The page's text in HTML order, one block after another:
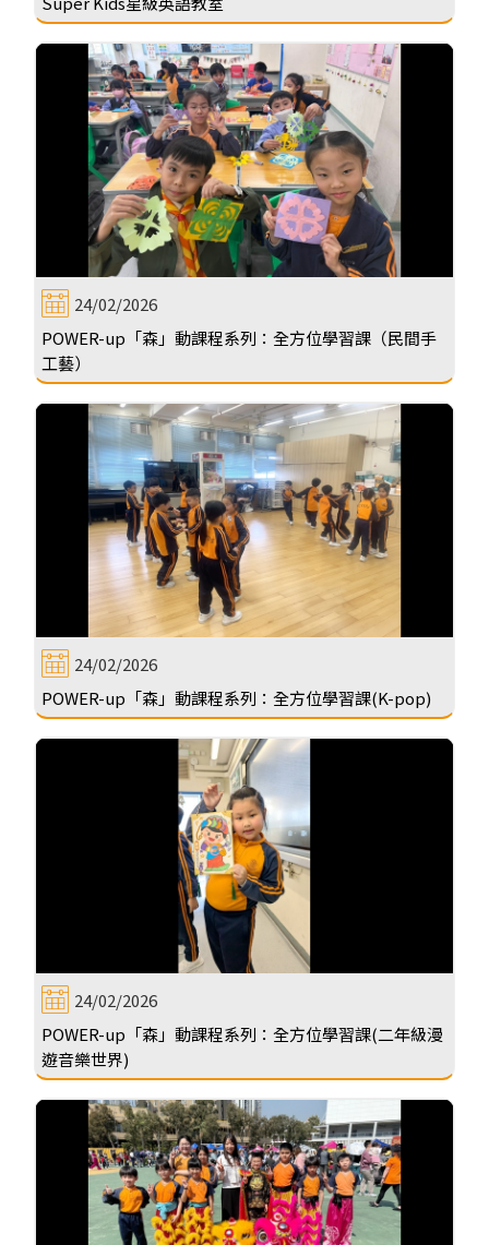
24/02/2026
POWER-up「森」動課程系列：全方位學習課（民間手
工藝）
24/02/2026
POWER-up「森」動課程系列：全方位學習課(K-pop)
24/02/2026
POWER-up「森」動課程系列：全方位學習課(二年級漫
遊音樂世界)